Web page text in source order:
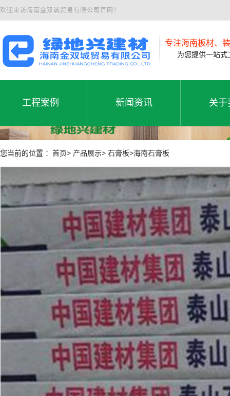
欢迎来访海南金双诚贸易有限公司官网！
专注海南板材、
为您提供一站式
工程案例
工程案例
工程案例
新闻资讯
新闻资讯
公司新闻
行业动态
关于
公
您当前的位置 ：首页> 产品展示> 石膏板>海南石膏板